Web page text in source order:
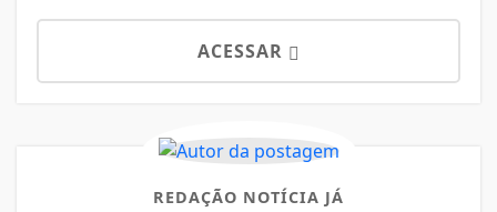
ACESSAR
REDAÇÃO NOTÍCIA JÁ